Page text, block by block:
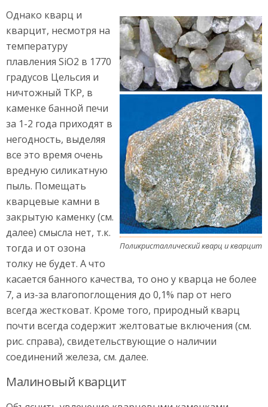
Поликристаллический кварц и кварцит
Однако кварц и
кварцит, несмотря на
температуру
плавления SiO2 в 1770
градусов Цельсия и
ничтожный ТКР, в
каменке банной печи
за 1-2 года приходят в
негодность, выделяя
все это время очень
вредную силикатную
пыль. Помещать
кварцевые камни в
закрытую каменку (см.
далее) смысла нет, т.к.
тогда и от озона
толку не будет. А что
касается банного качества, то оно у кварца не более
7, а из-за влагопоглощения до 0,1% пар от него
всегда жестковат. Кроме того, природный кварц
почти всегда содержит желтоватые включения (см.
рис. справа), свидетельствующие о наличии
соединений железа, см. далее.
Малиновый кварцит